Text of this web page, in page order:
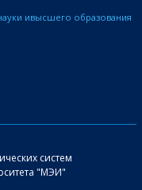
ивысшего образования
систем
"МЭИ"